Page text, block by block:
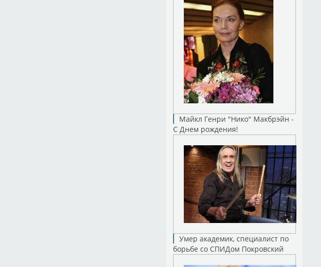
Майкл Генри "Нико" Макбрэйн -
С Днем рождения!
Умер академик, специалист по
борьбе со СПИДом Покровский